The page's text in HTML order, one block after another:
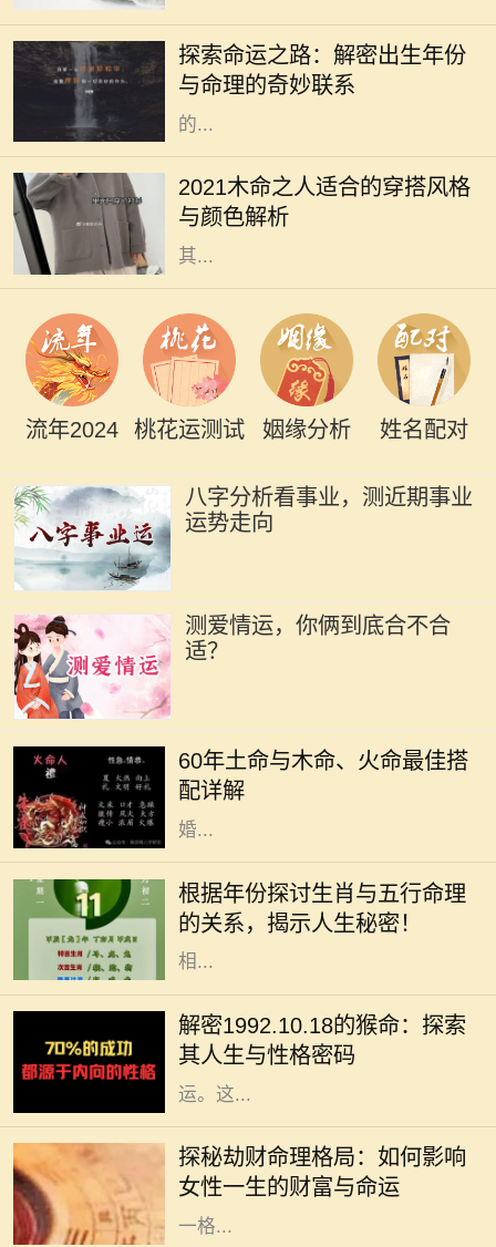
探索命运之路：解密出生年份
与命理的奇妙联系
着重要的角色。古人相信，一个人出
生的年份、月份、日期和时辰直接影
响着他们的命运。而其中，出生年份
的...
2021木命之人适合的穿搭风格
与颜色解析
2021年是农历辛丑年，对于木命的人
而言，这一年的穿搭选择直接影响着
他们的气场与运势。木命属于五行中
的一种，象征着生长、旺盛与活力，
其...
流年2024 桃花运测试 姻缘分析 姓名配对
八字分析看事业，测近期事业
运势走向
测爱情运，你俩到底合不合
适？
60年土命与木命、火命最佳搭
配详解
都是不同的，而土命、木命和火命则
是常被讨论的一类。这种讨论不仅涉
及到个人命理，还影响着人际关系、
婚...
根据年份探讨生肖与五行命理
的关系，揭示人生秘密！
在中国传统文化中，生肖和五行是命
理学中两个重要的元素。每一个生肖
年都有其独特的五行属性，这不仅影
响着个人的性格特征，还与命运息息
相...
解密1992.10.18的猴命：探索
其人生与性格密码
在中华文化中，十二生肖不仅仅是一
种标志，更蕴含着丰富的哲学和人生
智慧。我们今天要探讨的是1992年
10月18日出生的猴命人的性格与命
运。这...
探秘劫财命理格局：如何影响
女性一生的财富与命运
在命理学中，劫财格局常常被视为一
种特殊的命理趋势，尤其对女性而
言，它不仅影响着她的财富，还深刻
影响着她的生活与人际关系。了解这
一格...
在中华文化中，名字不仅承载了父母